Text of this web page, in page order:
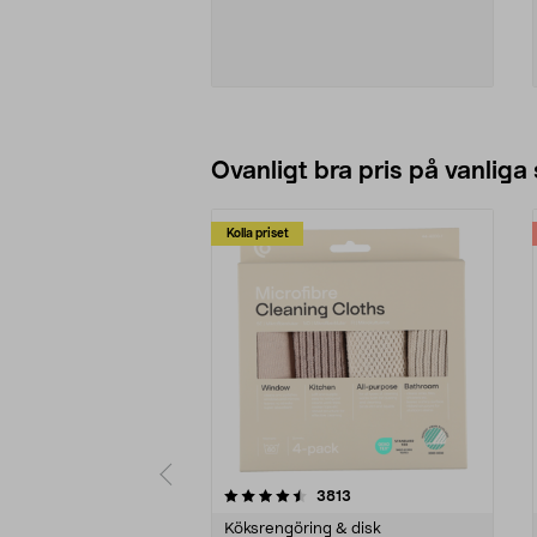
Ovanligt bra pris på vanliga
Kolla priset
3813
Köksrengöring & disk
4.0av 5 stjärnor